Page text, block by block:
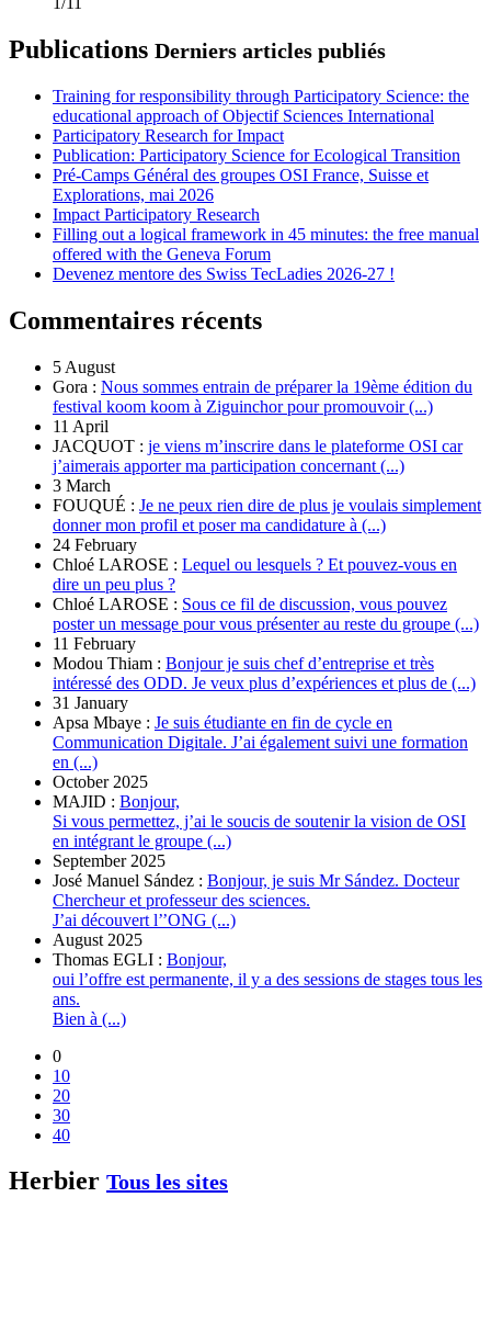
Publications Derniers articles publiés
Training for responsibility through Participatory Science: the
educational approach of Objectif Sciences International
Participatory Research for Impact
Publication: Participatory Science for Ecological Transition
Pré-Camps Général des groupes OSI France, Suisse et
Explorations, mai 2026
Impact Participatory Research
Filling out a logical framework in 45 minutes: the free manual
offered with the Geneva Forum
Devenez mentore des Swiss TecLadies 2026-27 !
Commentaires récents
5 August
Gora : Nous sommes entrain de préparer la 19ème édition du
festival koom koom à Ziguinchor pour promouvoir (...)
11 April
JACQUOT : je viens m’inscrire dans le plateforme OSI car
j’aimerais apporter ma participation concernant (...)
3 March
FOUQUÉ : Je ne peux rien dire de plus je voulais simplement
donner mon profil et poser ma candidature à (...)
24 February
Chloé LAROSE : Lequel ou lesquels ? Et pouvez-vous en
dire un peu plus ?
Chloé LAROSE : Sous ce fil de discussion, vous pouvez
poster un message pour vous présenter au reste du groupe (...)
11 February
Modou Thiam : Bonjour je suis chef d’entreprise et très
intéressé des ODD. Je veux plus d’expériences et plus de (...)
31 January
Apsa Mbaye : Je suis étudiante en fin de cycle en
Communication Digitale. J’ai également suivi une formation
en (...)
October 2025
MAJID : Bonjour,
Si vous permettez, j’ai le soucis de soutenir la vision de OSI
en intégrant le groupe (...)
September 2025
José Manuel Sández : Bonjour, je suis Mr Sández. Docteur
Chercheur et professeur des sciences.
J’ai découvert l’’ONG (...)
August 2025
Thomas EGLI : Bonjour,
oui l’offre est permanente, il y a des sessions de stages tous les
ans.
Bien à (...)
0
10
20
30
40
Herbier Tous les sites